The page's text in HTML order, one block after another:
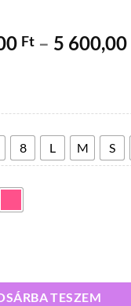
Ft – 5 600,00
8 L M S
TESZEM